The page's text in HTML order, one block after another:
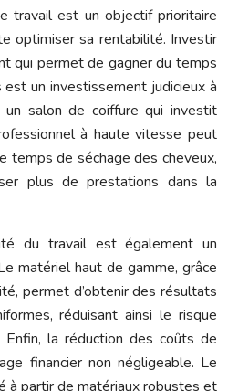
travail est un objectif prioritaire
optimiser sa rentabilité. Investir
qui permet de gagner du temps
un investissement judicieux à
salon de coiffure qui investit
à haute vitesse peut
temps de séchage des cheveux,
plus de prestations dans la
du travail est également un
matériel haut de gamme, grâce
permet d’obtenir des résultats
réduisant ainsi le risque
Enfin, la réduction des coûts de
financier non négligeable. Le
à partir de matériaux robustes et